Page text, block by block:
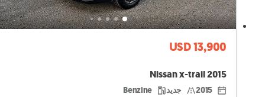
USD 13,900
Nissan x-trail 2015
2015 جديد Benzine